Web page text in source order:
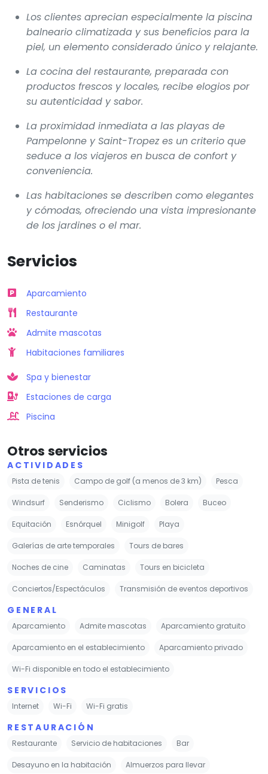
Los clientes aprecian especialmente la piscina
balneario climatizada y sus beneficios para la
piel, un elemento considerado único y relajante.
La cocina del restaurante, preparada con
productos frescos y locales, recibe elogios por
su autenticidad y sabor.
La proximidad inmediata a las playas de
Pampelonne y Saint-Tropez es un criterio que
seduce a los viajeros en busca de confort y
conveniencia.
Las habitaciones se describen como elegantes
y cómodas, ofreciendo una vista impresionante
de los jardines o el mar.
Servicios
Aparcamiento
Restaurante
Admite mascotas
Habitaciones familiares
Spa y bienestar
Estaciones de carga
Piscina
Otros servicios
ACTIVIDADES
Pista de tenis Campo de golf (a menos de 3 km) Pesca
Windsurf Senderismo Ciclismo Bolera Buceo
Equitación Esnórquel Minigolf Playa
Galerías de arte temporales Tours de bares
Noches de cine Caminatas Tours en bicicleta
Conciertos/Espectáculos Transmisión de eventos deportivos
GENERAL
Aparcamiento Admite mascotas Aparcamiento gratuito
Aparcamiento en el establecimiento Aparcamiento privado
Wi-Fi disponible en todo el establecimiento
SERVICIOS
Internet Wi-Fi Wi-Fi gratis
RESTAURACIÓN
Restaurante Servicio de habitaciones Bar
Desayuno en la habitación Almuerzos para llevar